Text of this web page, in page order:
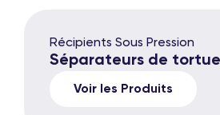
Récipients Sous Pression
Séparateurs de
Voir les Produits